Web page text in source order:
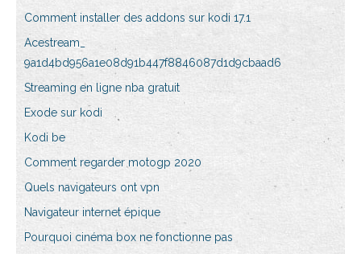
Comment installer des addons sur kodi 17.1
Acestream_
9a1d4bd956a1e08d91b447f8846087d1d9cbaad6
Streaming en ligne nba gratuit
Exode sur kodi
Kodi be
Comment regarder motogp 2020
Quels navigateurs ont vpn
Navigateur internet épique
Pourquoi cinéma box ne fonctionne pas